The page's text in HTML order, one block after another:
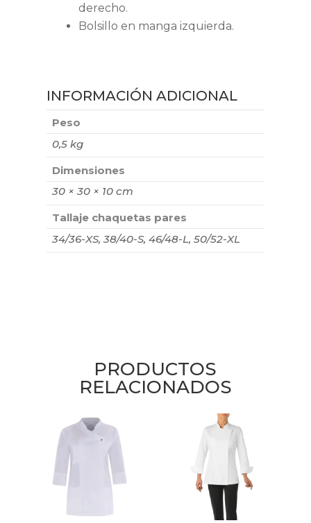
derecho.
Bolsillo en manga izquierda.
INFORMACIÓN ADICIONAL
Peso
0,5 kg
Dimensiones
30 × 30 × 10 cm
Tallaje chaquetas pares
34/36-XS, 38/40-S, 46/48-L, 50/52-XL
PRODUCTOS
RELACIONADOS